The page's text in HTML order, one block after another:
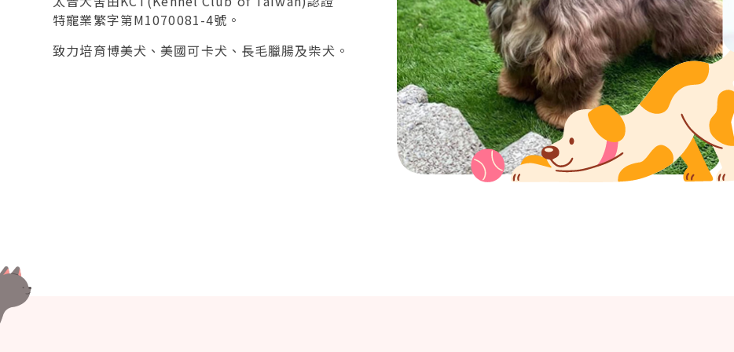
特寵業繁字第M1070081-4號。
致力培育博美犬、美國可卡犬、長毛臘腸及柴犬。